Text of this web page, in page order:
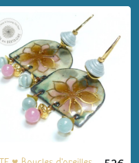
cuivre
verre
- idée
FEMMES